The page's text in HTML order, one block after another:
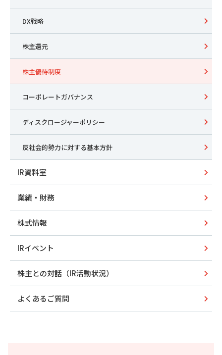
DX戦略
株主還元
株主優待制度
コーポレートガバナンス
ディスクロージャーポリシー
反社会的勢力に対する基本方針
IR資料室
業績・財務
株式情報
IRイベント
株主との対話（IR活動状況）
よくあるご質問